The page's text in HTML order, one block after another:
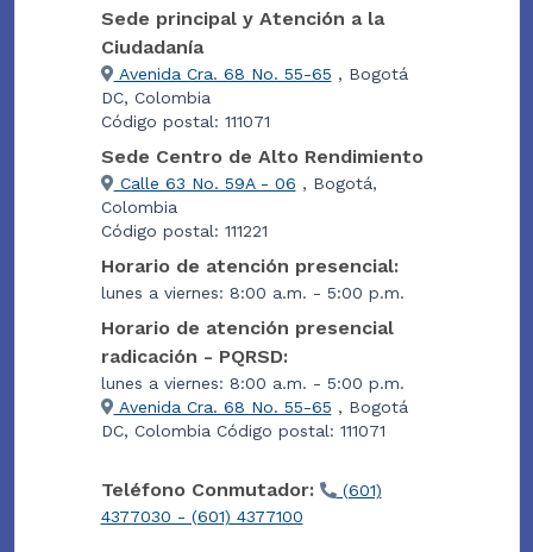
Sede principal y Atención a la
Ciudadanía
Avenida Cra. 68 No. 55-65 , Bogotá
DC, Colombia
Código postal: 111071
Sede Centro de Alto Rendimiento
Calle 63 No. 59A - 06 , Bogotá,
Colombia
Código postal: 111221
Horario de atención presencial:
lunes a viernes: 8:00 a.m. - 5:00 p.m.
Horario de atención presencial
radicación - PQRSD:
lunes a viernes: 8:00 a.m. - 5:00 p.m.
Avenida Cra. 68 No. 55-65 , Bogotá
DC, Colombia Código postal: 111071
Teléfono Conmutador:
(601)
4377030 - (601) 4377100